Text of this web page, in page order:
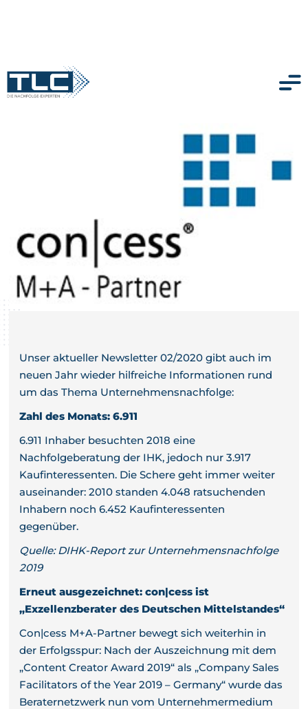
Unser aktueller Newsletter 02/2020 gibt auch im
neuen Jahr wieder hilfreiche Informationen rund
um das Thema Unternehmensnachfolge:
Zahl des Monats: 6.911
6.911 Inhaber besuchten 2018 eine
Nachfolgeberatung der IHK, jedoch nur 3.917
Kaufinteressenten. Die Schere geht immer weiter
auseinander: 2010 standen 4.048 ratsuchenden
Inhabern noch 6.452 Kaufinteressenten
gegenüber.
Quelle: DIHK-Report zur Unternehmensnachfolge
2019
Erneut ausgezeichnet: con|cess ist
„Exzellenzberater des Deutschen Mittelstandes“
Con|cess M+A-Partner bewegt sich weiterhin in
der Erfolgsspur: Nach der Auszeichnung mit dem
„Content Creator Award 2019“ als „Company Sales
Facilitators of the Year 2019 – Germany“ wurde das
Beraternetzwerk nun vom Unternehmermedium